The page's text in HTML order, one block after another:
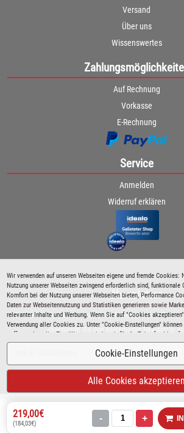
Wir verwenden auf unseren Webseiten eigene und fremde
Nutzung unserer Webseiten zwingend erforderlich sind, funktionale
Komfort bei der Nutzung unserer Webseiten bieten, Performance
Daten zur Webseitennutzung und Statistiken generieren sowie
relevanter Inhalte und Werbung. Wenn Sie auf "Cookies
Verwendung aller Cookies zu. Unter "Cookie-Einstellungen"
treffen und erteilte Einwilligungen jederzeit für die Zukunft
Richtlinie.
Cookie-Einstellungen
Alle Cookies akzeptieren
219,00€
(184,03€)
- +
Versand
Über uns
Wissenswertes
Auf Rechnung
Vorkasse
E-Rechnung
Service
Anmelden
Widerruf erklären
Newsletter
Bleiben Sie immer über spezielle Aktionen sowie
abonnieren Sie den kostenlosen Newsletter